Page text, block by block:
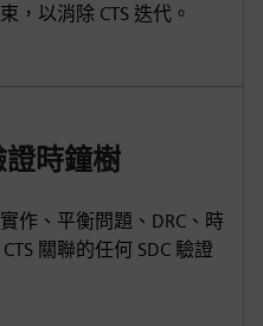
，以消除 CTS 迭代。
證時鐘樹
作、平衡問題、DRC、時
關聯的任何 SDC 驗證